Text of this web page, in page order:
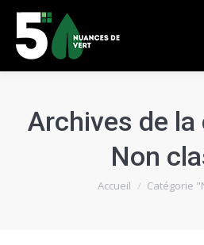
Archives de la
Non
Vous êtes ici :
Accueil Catégorie